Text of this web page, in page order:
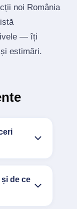
noi România
— îți
estimări.
de ce